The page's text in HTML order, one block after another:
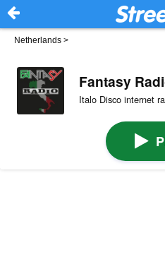
Netherlands >
Fantasy
Italo Disco internet